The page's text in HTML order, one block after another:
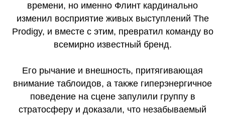
времени, но именно Флинт кардинально
изменил восприятие живых выступлений The
Prodigy, и вместе с этим, превратил команду во
всемирно известный бренд.
Его рычание и внешность, притягивающая
внимание таблоидов, а также гиперэнергичное
поведение на сцене запулили группу в
стратосферу и доказали, что незабываемый